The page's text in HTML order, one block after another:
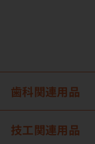
歯科関連用品
技工関連用品